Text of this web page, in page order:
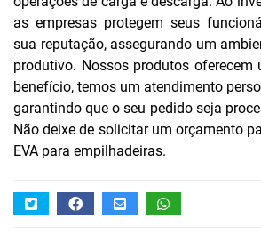
as empresas protegem seus
sua reputação, assegurando um
produtivo. Nossos produtos oferecem
benefício, temos um atendimento
garantindo que o seu pedido seja
Não deixe de solicitar um orçamento
EVA para empilhadeiras.